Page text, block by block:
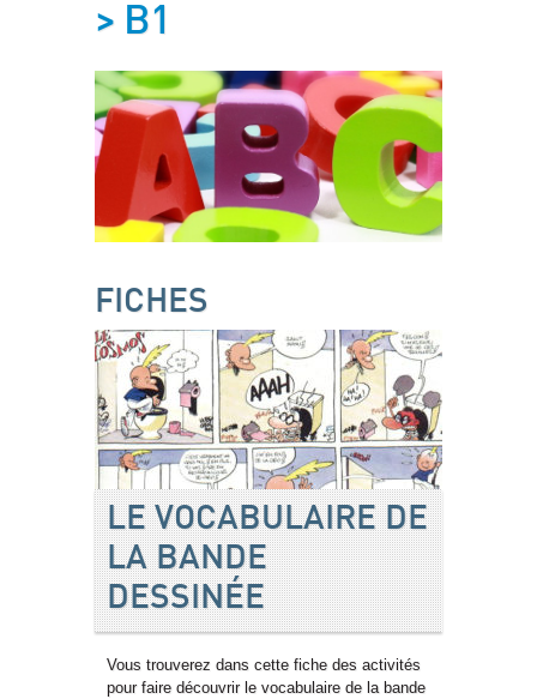
> B1
FICHES
LE VOCABULAIRE DE
LA BANDE
DESSINÉE
Vous trouverez dans cette fiche des activités
pour faire découvrir le vocabulaire de la bande